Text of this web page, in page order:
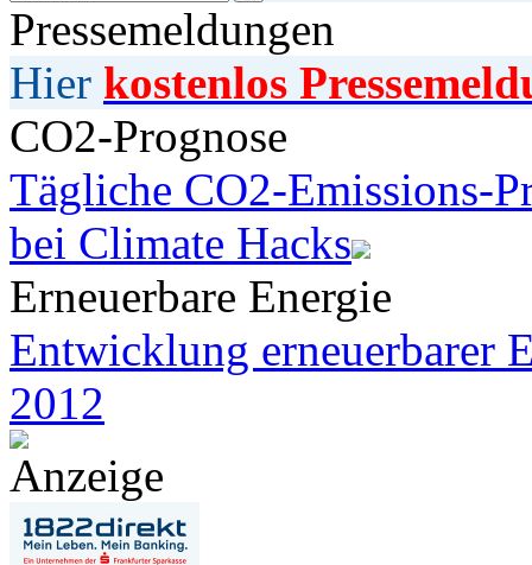
Pressemeldungen
Hier kostenlos
CO2-Prognose
Tägliche CO2-Emissions-
bei Climate Hacks
Erneuerbare Energie
Entwicklung erneuerbarer
2012
Anzeige